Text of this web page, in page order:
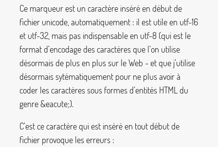
Ce marqueur est un caractère inséré en début de
fichier unicode, automatiquement : il est utile en utf-16
et utf-32, mais pas indispensable en utf-8 (qui est le
format d’encodage des caractères que l’on utilise
désormais de plus en plus sur le Web - et que j’utilise
désormais sytématiquement pour ne plus avoir à
coder les caractères sous formes d’entités HTML du
genre&eacute;).
C’est ce caractère qui est inséré en tout début de
fichier provoque les erreurs :